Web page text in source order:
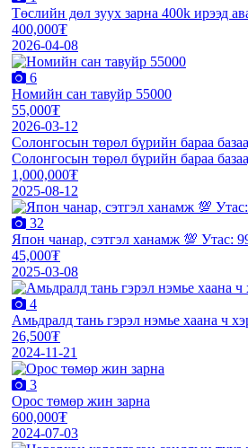
Төслийн дөл зуух зарна 400k ирээд
400,000₮
2026-04-08
6
Номийн сан тавуйр 55000
55,000₮
2026-03-12
Солонгосын төрөл бүрийн бараа
Солонгосын төрөл бүрийн бараа
1,000,000₮
2025-08-12
32
Япон чанар, сэтгэл ханамж 💯 Утас:
45,000₮
2025-03-08
4
Амьдралд тань гэрэл нэмье хаана ч
26,500₮
2024-11-21
3
Орос төмөр жин зарна
600,000₮
2024-07-03